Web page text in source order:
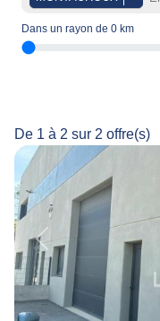
Dans un rayon de 0 km
De 1 à 2 sur 2 offre(s)
Previous